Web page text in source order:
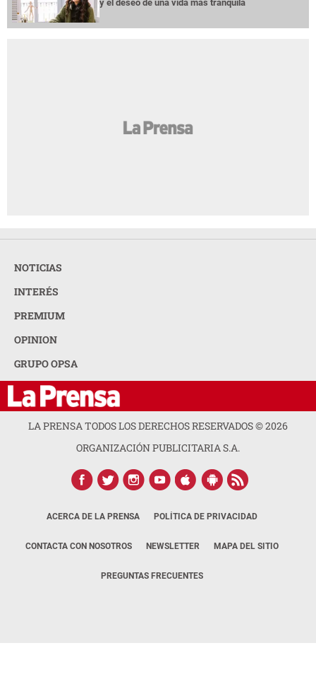
y el deseo de una vida más tranquila
NOTICIAS
INTERÉS
PREMIUM
OPINION
GRUPO OPSA
LA PRENSA TODOS LOS DERECHOS RESERVADOS ©2026
ORGANIZACIÓN PUBLICITARIA S.A.
ACERCA DE LA PRENSA POLÍTICA DE PRIVACIDAD
CONTACTA CON NOSOTROS NEWSLETTER MAPA DEL SITIO
PREGUNTAS FRECUENTES